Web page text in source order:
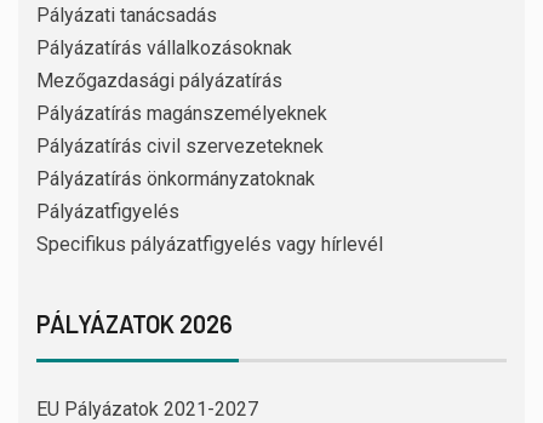
Pályázati tanácsadás
Pályázatírás vállalkozásoknak
Mezőgazdasági pályázatírás
Pályázatírás magánszemélyeknek
Pályázatírás civil szervezeteknek
Pályázatírás önkormányzatoknak
Pályázatfigyelés
Specifikus pályázatfigyelés vagy hírlevél
PÁLYÁZATOK 2026
EU Pályázatok 2021-2027